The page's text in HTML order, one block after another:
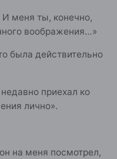
И меня ты, конечно,
воображения…»
была действительно
приехал ко
лично».
на меня посмотрел,